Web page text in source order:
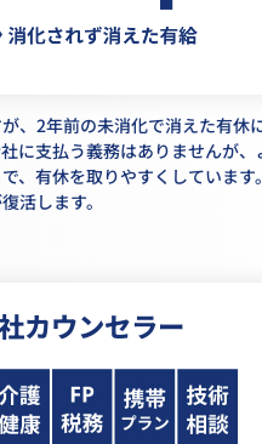
、2年前の未消化で消えた有休
に支払う義務はありませんが、
、有休を取りやすくしています。
活します。
カウンセラー